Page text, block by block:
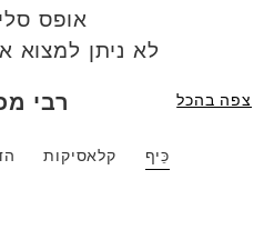
אופס
לא ניתן למצוא
רבי צפה בהכל
כֵּיף קלאסיקות